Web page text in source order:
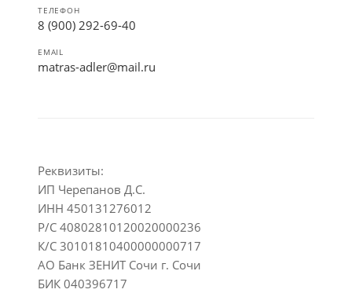
ТЕЛЕФОН
8 (900) 292-69-40
EMAIL
matras-adler@mail.ru
Реквизиты:
ИП Черепанов Д.С.
ИНН 450131276012
Р/С 40802810120020000236
К/С 30101810400000000717
АО Банк ЗЕНИТ Сочи г. Сочи
БИК 040396717